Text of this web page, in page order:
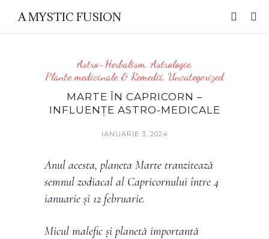
A MYSTIC FUSION
Astro-Herbalism, Astrologie,
Plante medicinale & Remedii, Uncategorized
MARTE ÎN CAPRICORN –
INFLUENȚE ASTRO-MEDICALE
IANUARIE 3, 2024
Anul acesta, planeta Marte tranzitează
semnul zodiacal al Capricornului între 4
ianuarie și 12 februarie.
Micul malefic și planetă importantă